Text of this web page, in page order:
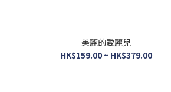
美麗的愛麗兒
HK$159.00 ~ HK$379.00